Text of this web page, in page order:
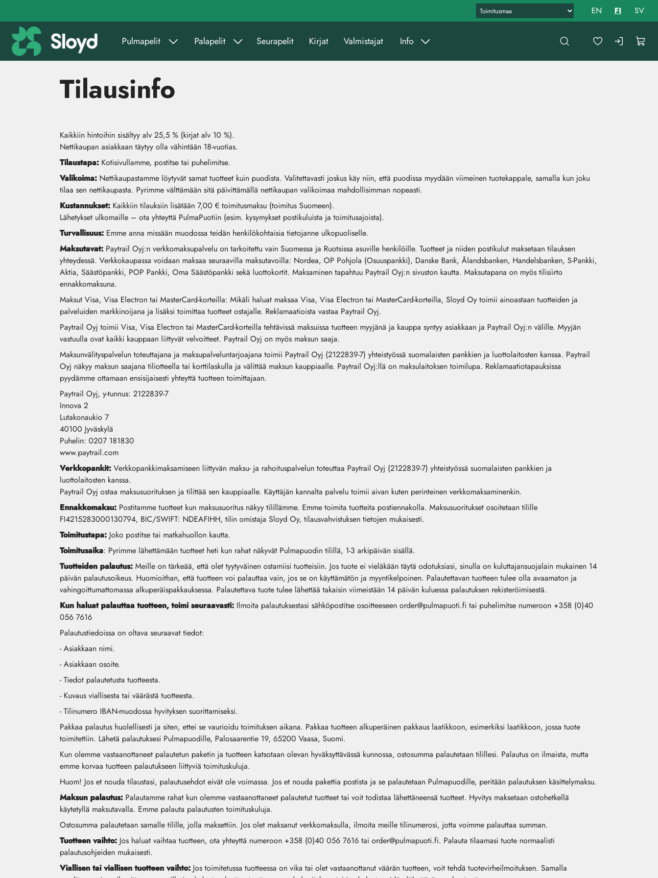
Pulmapelit Palapelit Seurapelit Kirjat Valmistajat Info
EN FI SV
Tilausinfo
Kaikkiin hintoihin sisältyy alv 25,5 % (kirjat alv 10 %).
Nettikaupan asiakkaan täytyy olla vähintään 18-vuotias.
Tilaustapa: Kotisivullamme, postitse tai puhelimitse.
Valikoima: Nettikaupastamme löytyvät samat tuotteet kuin puodista. Valitettavasti joskus käy niin, että puodissa myydään viimeinen tuotekappale, samalla kun joku
tilaa sen nettikaupasta. Pyrimme välttämään sitä päivittämällä nettikaupan valikoimaa mahdollisimman nopeasti.
Kustannukset: Kaikkiin tilauksiin lisätään 7,00 € toimitusmaksu (toimitus Suomeen).
Lähetykset ulkomaille – ota yhteyttä PulmaPuotiin (esim. kysymykset postikuluista ja toimitusajoista).
Turvallisuus: Emme anna missään muodossa teidän henkilökohtaisia tietojanne ulkopuoliselle.
Maksutavat: Paytrail Oyj:n verkkomaksupalvelu on tarkoitettu vain Suomessa ja Ruotsissa asuville henkilöille. Tuotteet ja niiden postikulut maksetaan tilauksen
yhteydessä. Verkkokaupassa voidaan maksaa seuraavilla maksutavoilla: Nordea, OP Pohjola (Osuuspankki), Danske Bank, Ålandsbanken, Handelsbanken, S-Pankki,
Aktia, Säästöpankki, POP Pankki, Oma Säästöpankki sekä luottokortit. Maksaminen tapahtuu Paytrail Oyj:n sivuston kautta. Maksutapana on myös tilisiirto
ennakkomaksuna.
Maksut Visa, Visa Electron tai MasterCard-korteilla: Mikäli haluat maksaa Visa, Visa Electron tai MasterCard-korteilla, Sloyd Oy toimii ainoastaan tuotteiden ja
palveluiden markkinoijana ja lisäksi toimittaa tuotteet ostajalle. Reklamaatioista vastaa Paytrail Oyj.
Paytrail Oyj toimii Visa, Visa Electron tai MasterCard-korteilla tehtävissä maksuissa tuotteen myyjänä ja kauppa syntyy asiakkaan ja Paytrail Oyj:n välille. Myyjän
vastuulla ovat kaikki kauppaan liittyvät velvoitteet. Paytrail Oyj on myös maksun saaja.
Maksunvälityspalvelun toteuttajana ja maksupalveluntarjoajana toimii Paytrail Oyj (2122839-7) yhteistyössä suomalaisten pankkien ja luottolaitosten kanssa. Paytrail
Oyj näkyy maksun saajana tiliotteella tai korttilaskulla ja välittää maksun kauppiaalle. Paytrail Oyj:llä on maksulaitoksen toimilupa. Reklamaatiotapauksissa
pyydämme ottamaan ensisijaisesti yhteyttä tuotteen toimittajaan.
Paytrail Oyj, y-tunnus: 2122839-7
Innova 2
Lutakonaukio 7
40100 Jyväskylä
Puhelin: 0207 181830
www.paytrail.com
Verkkopankit: Verkkopankkimaksamiseen liittyvän maksu- ja rahoituspalvelun toteuttaa Paytrail Oyj (2122839-7) yhteistyössä suomalaisten pankkien ja
luottolaitosten kanssa.
Paytrail Oyj ostaa maksusuorituksen ja tilittää sen kauppiaalle. Käyttäjän kannalta palvelu toimii aivan kuten perinteinen verkkomaksaminenkin.
Ennakkomaksu: Postitamme tuotteet kun maksusuoritus näkyy tilillämme. Emme toimita tuotteita postiennakolla. Maksusuoritukset osoitetaan tilille
FI4215283000130794, BIC/SWIFT: NDEAFIHH, tilin omistaja Sloyd Oy, tilausvahvistuksen tietojen mukaisesti.
Toimitustapa: Joko postitse tai matkahuollon kautta.
Toimitusaika: Pyrimme lähettämään tuotteet heti kun rahat näkyvät Pulmapuodin tilillä, 1-3 arkipäivän sisällä.
Tuotteiden palautus: Meille on tärkeää, että olet tyytyväinen ostamiisi tuotteisiin. Jos tuote ei vieläkään täytä odotuksiasi, sinulla on kuluttajansuojalain mukainen 14
päivän palautusoikeus. Huomioithan, että tuotteen voi palauttaa vain, jos se on käyttämätön ja myyntikelpoinen. Palautettavan tuotteen tulee olla avaamaton ja
vahingoittumattomassa alkuperäispakkauksessa. Palautettava tuote tulee lähettää takaisin viimeistään 14 päivän kuluessa palautuksen rekisteröimisestä.
Kun haluat palauttaa tuotteen, toimi seuraavasti: Ilmoita palautuksestasi sähköpostitse osoitteeseen order@pulmapuoti.fi tai puhelimitse numeroon +358 (0)40
056 7616
Palautustiedoissa on oltava seuraavat tiedot:
- Asiakkaan nimi.
- Asiakkaan osoite.
- Tiedot palautetusta tuotteesta.
- Kuvaus viallisesta tai väärästä tuotteesta.
- Tilinumero IBAN-muodossa hyvityksen suorittamiseksi.
Pakkaa palautus huolellisesti ja siten, ettei se vaurioidu toimituksen aikana. Pakkaa tuotteen alkuperäinen pakkaus laatikkoon, esimerkiksi laatikkoon, jossa tuote
toimitettiin. Lähetä palautuksesi Pulmapuodille, Palosaarentie 19, 65200 Vaasa, Suomi.
Kun olemme vastaanottaneet palautetun paketin ja tuotteen katsotaan olevan hyväksyttävässä kunnossa, ostosumma palautetaan tilillesi. Palautus on ilmaista, mutta
emme korvaa tuotteen palautukseen liittyviä toimituskuluja.
Huom! Jos et nouda tilaustasi, palautusehdot eivät ole voimassa. Jos et nouda pakettia postista ja se palautetaan Pulmapuodille, peritään palautuksen käsittelymaksu.
Maksun palautus: Palautamme rahat kun olemme vastaanottaneet palautetut tuotteet tai voit todistaa lähettäneensä tuotteet. Hyvitys maksetaan ostohetkellä
käytetyllä maksutavalla. Emme palauta palautusten toimituskuluja.
Ostosumma palautetaan samalle tilille, jolla maksettiin. Jos olet maksanut verkkomaksulla, ilmoita meille tilinumerosi, jotta voimme palauttaa summan.
Tuotteen vaihto: Jos haluat vaihtaa tuotteen, ota yhteyttä numeroon +358 (0)40 056 7616 tai order@pulmapuoti.fi. Palauta tilaamasi tuote normaalisti
palautusohjeiden mukaisesti.
Viallisen tai viallisen tuotteen vaihto: Jos toimitetussa tuotteessa on vika tai olet vastaanottanut väärän tuotteen, voit tehdä tuotevirheilmoituksen. Samalla